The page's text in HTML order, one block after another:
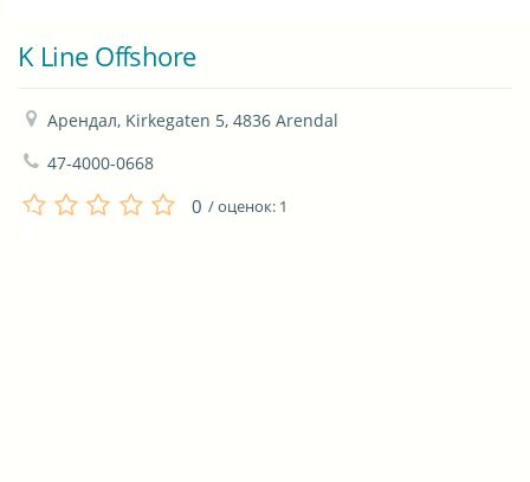
K Line Offshore
Арендал, Kirkegaten 5, 4836 Arendal
47-4000-0668
0 / оценок: 1